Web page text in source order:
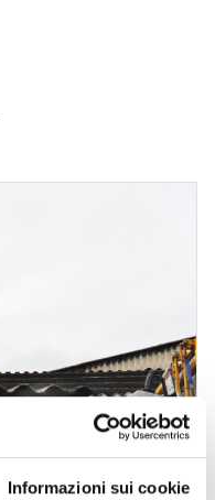
Informazioni sui cookie